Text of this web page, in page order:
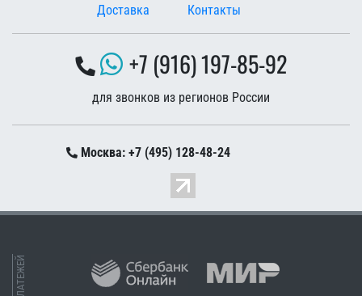
Доставка
Контакты
+7 (916) 197-85-92
для звонков из регионов России
Москва: +7 (495) 128-48-24